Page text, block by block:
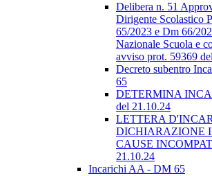
Delibera n. 51
Dirigente Scolastico
65/2023 e Dm 66/
Nazionale Scuola e
avviso prot. 59369
Decreto subentro
65
DETERMINA
del 21.10.24
LETTERA
DICHIARAZIONE
CAUSE
21.10.24
Incarichi AA - DM 65